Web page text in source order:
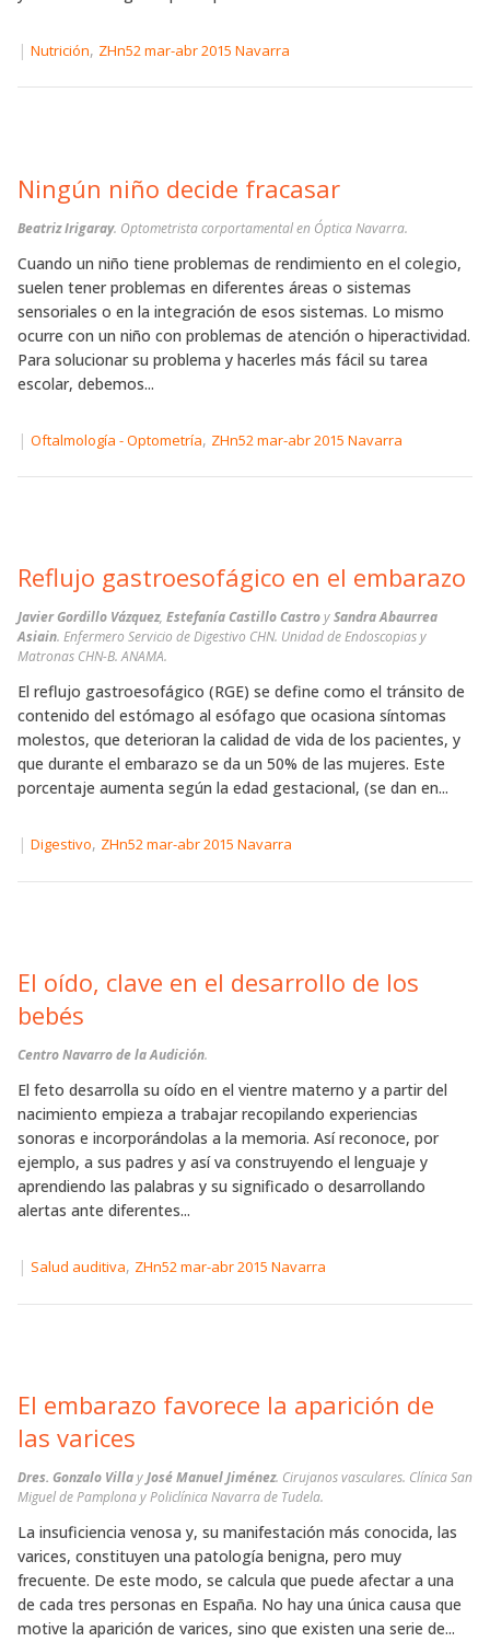
| Nutrición, ZHn52 mar-abr 2015 Navarra
Ningún niño decide fracasar
Beatriz Irigaray. Optometrista corportamental en Óptica Navarra.
Cuando un niño tiene problemas de rendimiento en el colegio,
suelen tener problemas en diferentes áreas o sistemas
sensoriales o en la integración de esos sistemas. Lo mismo
ocurre con un niño con problemas de atención o hiperactividad.
Para solucionar su problema y hacerles más fácil su tarea
escolar, debemos...
| Oftalmología - Optometría, ZHn52 mar-abr 2015 Navarra
Reflujo gastroesofágico en el embarazo
Javier Gordillo Vázquez, Estefanía Castillo CastroySandra Abaurrea
Asiain. Enfermero Servicio de Digestivo CHN. Unidad de Endoscopias y
Matronas CHN-B. ANAMA.
El reflujo gastroesofágico (RGE) se define como el tránsito de
contenido del estómago al esófago que ocasiona síntomas
molestos, que deterioran la calidad de vida de los pacientes, y
que durante el embarazo se da un 50% de las mujeres. Este
porcentaje aumenta según la edad gestacional, (se dan en...
| Digestivo, ZHn52 mar-abr 2015 Navarra
El oído, clave en el desarrollo de los
bebés
Centro Navarro de la Audición.
El feto desarrolla su oído en el vientre materno y a partir del
nacimiento empieza a trabajar recopilando experiencias
sonoras e incorporándolas a la memoria. Así reconoce, por
ejemplo, a sus padres y así va construyendo el lenguaje y
aprendiendo las palabras y su significado o desarrollando
alertas ante diferentes...
| Salud auditiva, ZHn52 mar-abr 2015 Navarra
El embarazo favorece la aparición de
las varices
Dres. Gonzalo VillayJosé Manuel Jiménez. Cirujanos vasculares. Clínica San
Miguel de Pamplona y Policlínica Navarra de Tudela.
La insuficiencia venosa y, su manifestación más conocida, las
varices, constituyen una patología benigna, pero muy
frecuente. De este modo, se calcula que puede afectar a una
de cada tres personas en España. No hay una única causa que
motive la aparición de varices, sino que existen una serie de...